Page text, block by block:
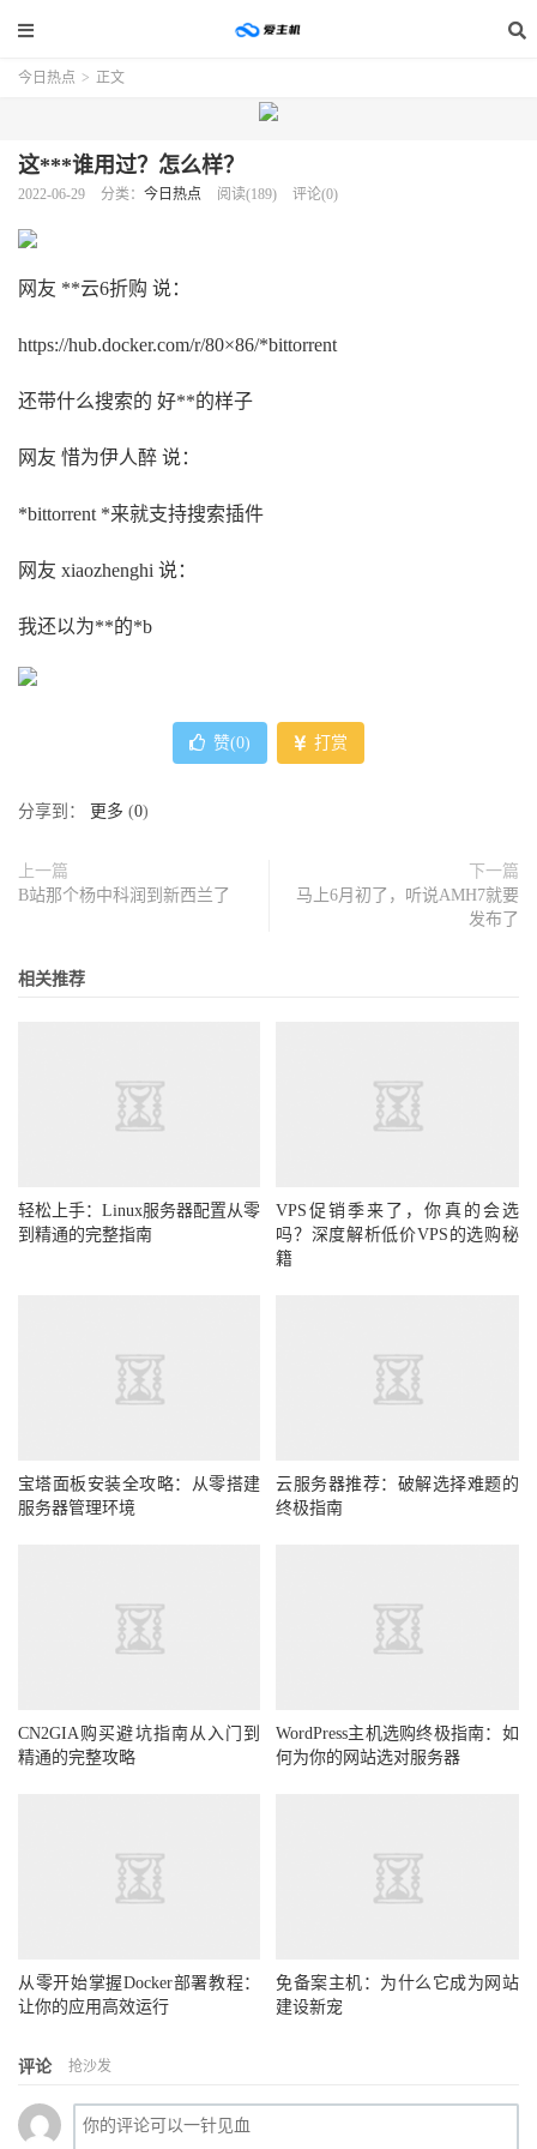
今日热点 > 正文
这***谁用过？怎么样？
2022-06-29 分类： 今日热点 阅读(189) 评论(0)
网友 **云6折购 说：
https://hub.docker.com/r/80×86/*bittorrent
还带什么搜索的 好**的样子
网友 惜为伊人醉 说：
*bittorrent *来就支持搜索插件
网友 xiaozhenghi 说：
我还以为**的*b
赞(0) 打赏
分享到： 更多 (0)
上一篇
B站那个杨中科润到新西兰了
下一篇
马上6月初了，听说AMH7就要
发布了
相关推荐
轻松上手：Linux服务器配置从零
到精通的完整指南
VPS促销季来了，你真的会选
吗？深度解析低价VPS的选购秘
籍
宝塔面板安装全攻略：从零搭建
服务器管理环境
云服务器推荐：破解选择难题的
终极指南
CN2GIA购买避坑指南从入门到
精通的完整攻略
WordPress主机选购终极指南：如
何为你的网站选对服务器
从零开始掌握Docker部署教程：
让你的应用高效运行
免备案主机：为什么它成为网站
建设新宠
评论 抢沙发